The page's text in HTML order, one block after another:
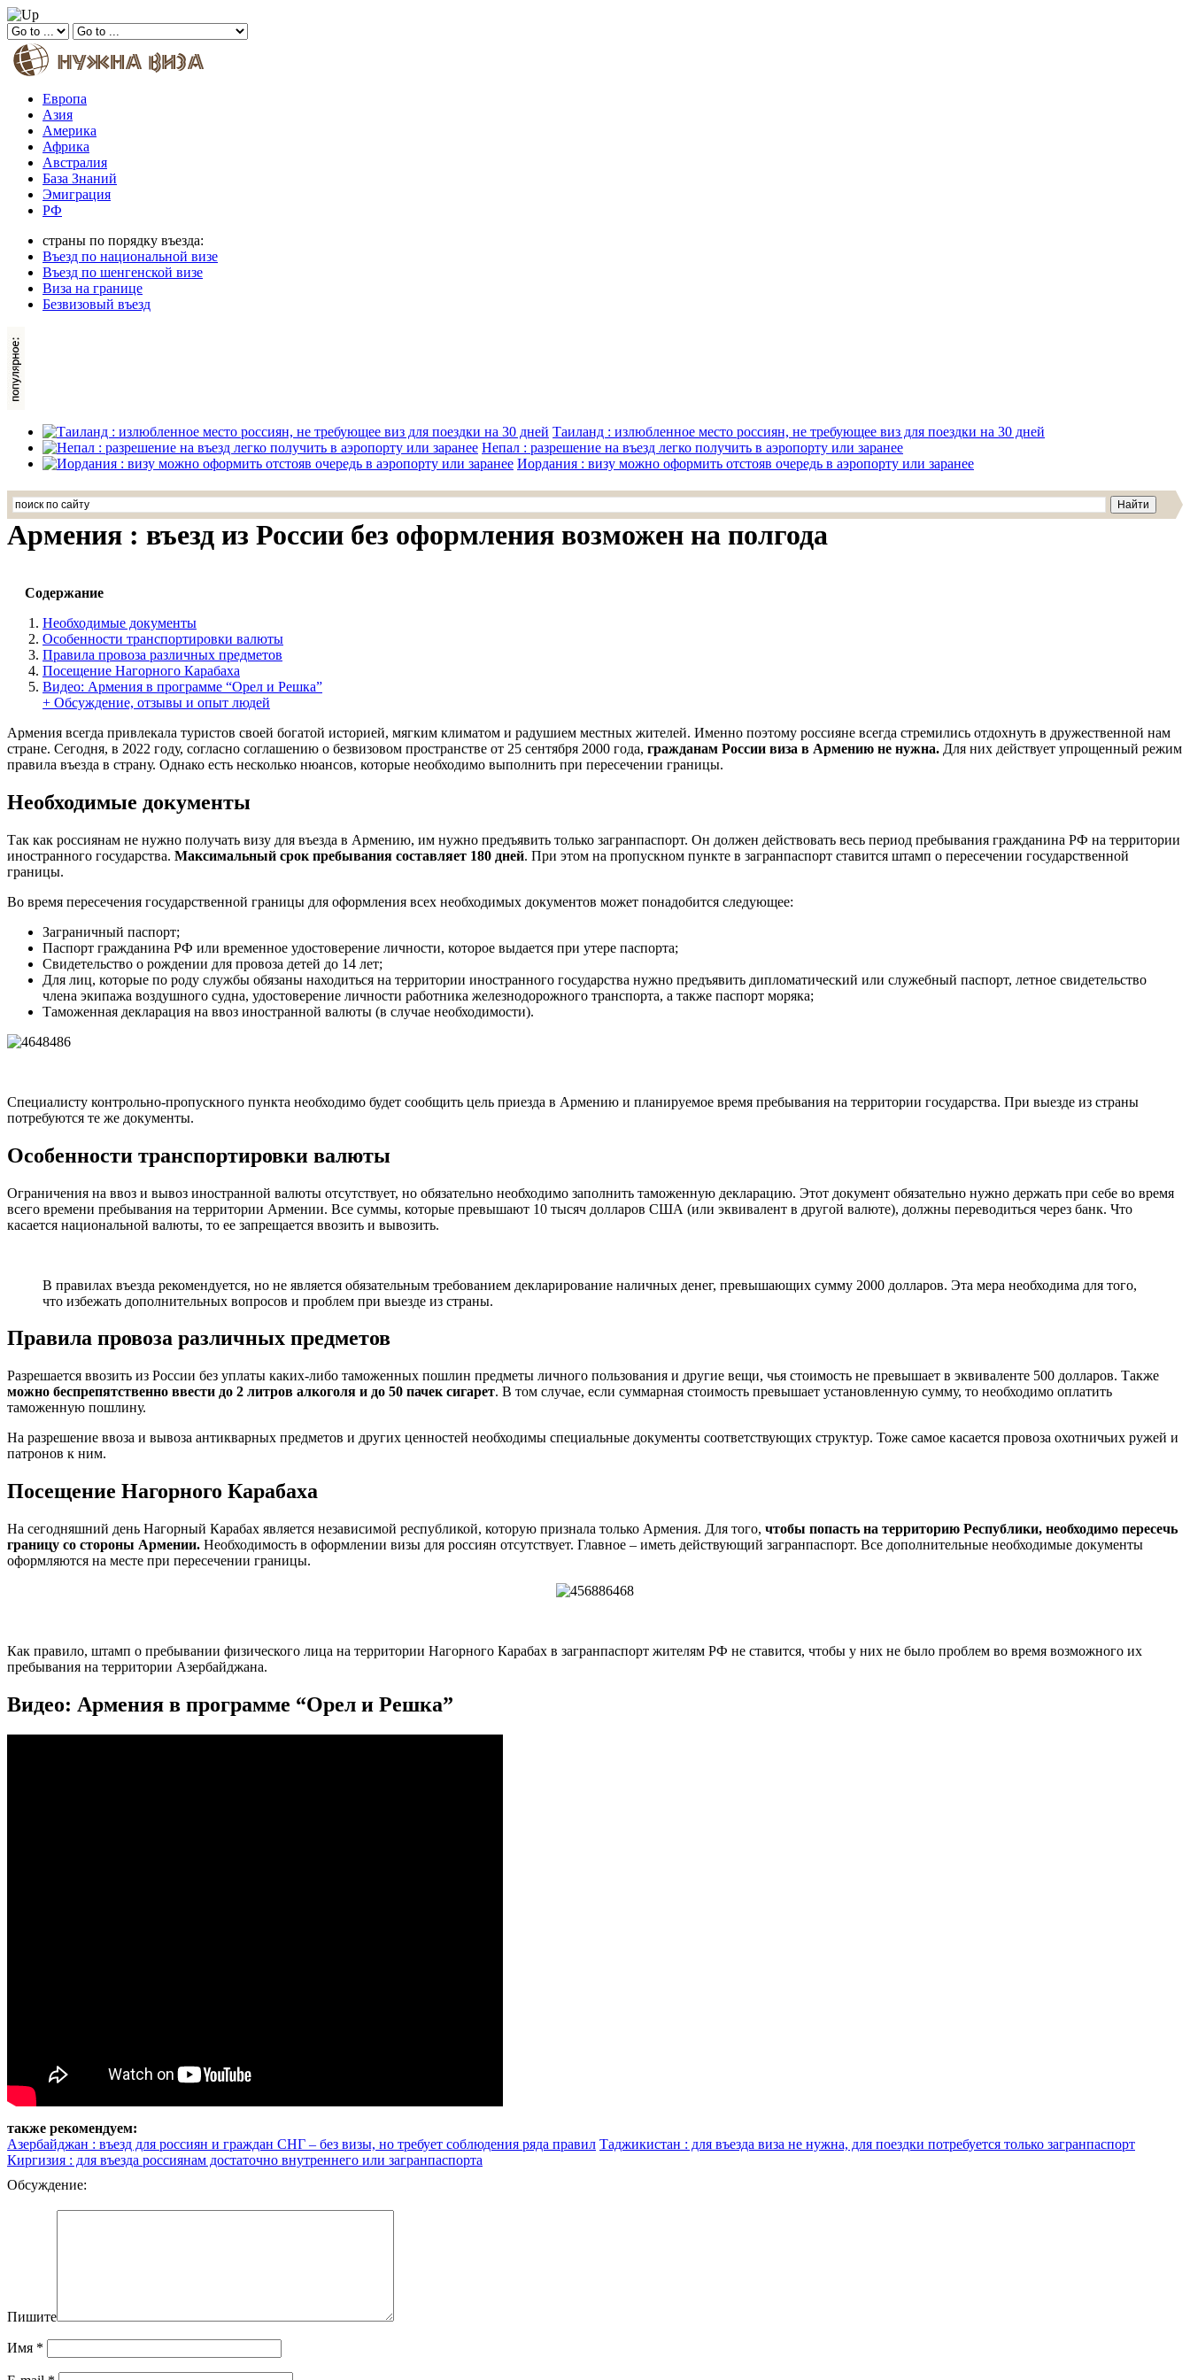
Европа
Азия
Америка
Африка
Австралия
База Знаний
Эмиграция
РФ
страны по порядку въезда:
Въезд по национальной визе
Въезд по шенгенской визе
Виза на границе
Безвизовый въезд
Таиланд : излюбленное место россиян, не требующее виз для поездки на 30 дней
Непал : разрешение на въезд легко получить в аэропорту или заранее
Иордания : визу можно оформить отстояв очередь в аэропорту или заранее
Армения : въезд из России без оформления возможен на полгода
Содержание
Необходимые документы
Особенности транспортировки валюты
Правила провоза различных предметов
Посещение Нагорного Карабаха
Видео: Армения в программе “Орел и Решка”
+ Обсуждение, отзывы и опыт людей
Армения всегда привлекала туристов своей богатой историей, мягким климатом и радушием местных жителей. Именно поэтому россияне всегда стремились отдохнуть в дружественной нам
стране. Сегодня, в 2022 году, согласно соглашению о безвизовом пространстве от 25 сентября 2000 года, гражданам России виза в Армению не нужна. Для них действует упрощенный режим
правила въезда в страну. Однако есть несколько нюансов, которые необходимо выполнить при пересечении границы.
Необходимые документы
Так как россиянам не нужно получать визу для въезда в Армению, им нужно предъявить только загранпаспорт. Он должен действовать весь период пребывания гражданина РФ на территории
иностранного государства. Максимальный срок пребывания составляет 180 дней. При этом на пропускном пункте в загранпаспорт ставится штамп о пересечении государственной
границы.
Во время пересечения государственной границы для оформления всех необходимых документов может понадобится следующее:
Заграничный паспорт;
Паспорт гражданина РФ или временное удостоверение личности, которое выдается при утере паспорта;
Свидетельство о рождении для провоза детей до 14 лет;
Для лиц, которые по роду службы обязаны находиться на территории иностранного государства нужно предъявить дипломатический или служебный паспорт, летное свидетельство
члена экипажа воздушного судна, удостоверение личности работника железнодорожного транспорта, а также паспорт моряка;
Таможенная декларация на ввоз иностранной валюты (в случае необходимости).
Специалисту контрольно-пропускного пункта необходимо будет сообщить цель приезда в Армению и планируемое время пребывания на территории государства. При выезде из страны
потребуются те же документы.
Особенности транспортировки валюты
Ограничения на ввоз и вывоз иностранной валюты отсутствует, но обязательно необходимо заполнить таможенную декларацию. Этот документ обязательно нужно держать при себе во время
всего времени пребывания на территории Армении. Все суммы, которые превышают 10 тысяч долларов США (или эквивалент в другой валюте), должны переводиться через банк. Что
касается национальной валюты, то ее запрещается ввозить и вывозить.
В правилах въезда рекомендуется, но не является обязательным требованием декларирование наличных денег, превышающих сумму 2000 долларов. Эта мера необходима для того,
что избежать дополнительных вопросов и проблем при выезде из страны.
Правила провоза различных предметов
Разрешается ввозить из России без уплаты каких-либо таможенных пошлин предметы личного пользования и другие вещи, чья стоимость не превышает в эквиваленте 500 долларов. Также
можно беспрепятственно ввести до 2 литров алкоголя и до 50 пачек сигарет. В том случае, если суммарная стоимость превышает установленную сумму, то необходимо оплатить
таможенную пошлину.
На разрешение ввоза и вывоза антикварных предметов и других ценностей необходимы специальные документы соответствующих структур. Тоже самое касается провоза охотничьих ружей и
патронов к ним.
Посещение Нагорного Карабаха
На сегодняшний день Нагорный Карабах является независимой республикой, которую признала только Армения. Для того, чтобы попасть на территорию Республики, необходимо пересечь
границу со стороны Армении. Необходимость в оформлении визы для россиян отсутствует. Главное – иметь действующий загранпаспорт. Все дополнительные необходимые документы
оформляются на месте при пересечении границы.
Как правило, штамп о пребывании физического лица на территории Нагорного Карабах в загранпаспорт жителям РФ не ставится, чтобы у них не было проблем во время возможного их
пребывания на территории Азербайджана.
Видео: Армения в программе “Орел и Решка”
также рекомендуем:
Азербайджан : въезд для россиян и граждан СНГ – без визы, но требует соблюдения ряда правил Таджикистан : для въезда виза не нужна, для поездки потребуется только загранпаспорт
Киргизия : для въезда россиянам достаточно внутреннего или загранпаспорта
Обсуждение:
Пишите
Имя *